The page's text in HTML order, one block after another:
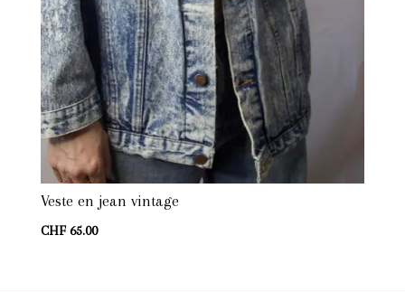
Veste en jean vintage
CHF65.00